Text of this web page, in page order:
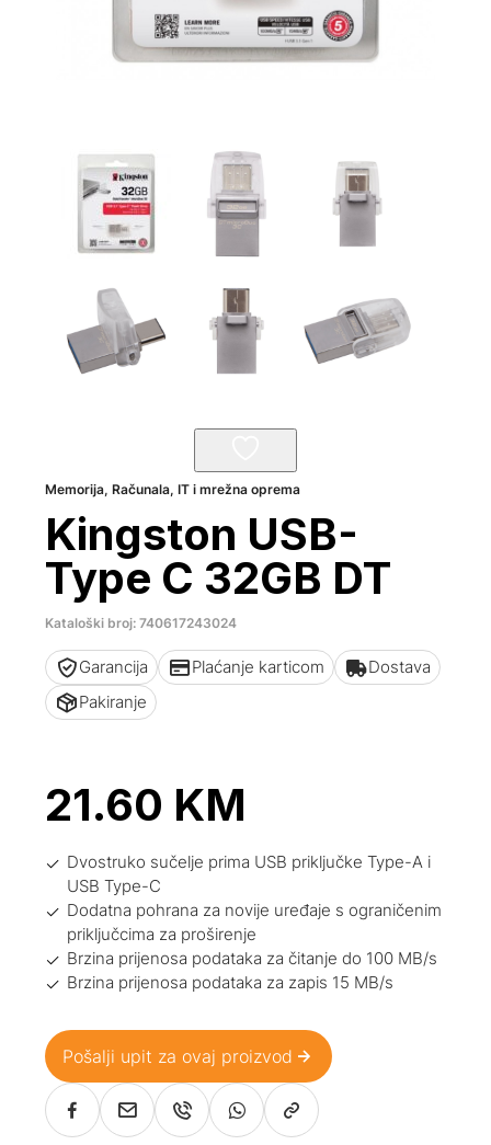
Memorija,Računala, IT i mrežna oprema
Kingston USB-
Type C 32GB DT
Kataloški broj: 740617243024
Garancija Plaćanje karticom
Dostava
Pakiranje
21.60 KM
Dvostruko sučelje prima USB priključke Type-A i
USB Type-C
Dodatna pohrana za novije uređaje s ograničenim
priključcima za proširenje
Brzina prijenosa podataka za čitanje do 100 MB/s
Brzina prijenosa podataka za zapis 15 MB/s
Pošalji upit za ovaj proizvod